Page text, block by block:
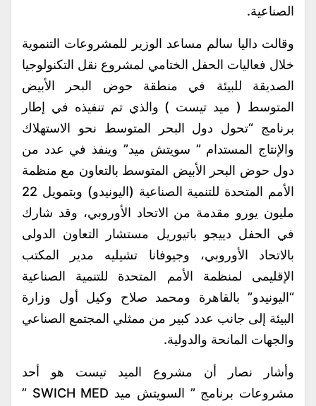
الصناعية.
وقالت داليا سالم مساعد الوزير للمشروعات التنموية
خلال فعاليات الحفل الختامي لمشروع نقل التكنولوجيا
الصديقة للبيئة في منطقة حوض البحر الأبيض
المتوسط ( ميد تيست ) والذي تم تنفيذه في إطار
برنامج “تحول دول البحر المتوسط نحو الاستهلاك
والإنتاج المستدام ” سويتش ميد” وينفذ في عدد من
دول حوض البحر الأبيض المتوسط بالتعاون مع منظمة
الأمم المتحدة للتنمية الصناعية (اليونيدو) وبتمويل 22
مليون يورو مقدمة من الاتحاد الأوروبي، وقد شارك
في الحفل دييجو باتيوريل مستشار التعاون الدولى
بالاتحاد الأوروبي، وجيوفانا تشيليه مدير المكتب
الإقليمى لمنظمة الأمم المتحدة للتنمية الصناعية
“اليونيدو” بالقاهرة ومحمد صلاح وكيل أول وزارة
البيئة إلى جانب عدد كبير من ممثلي المجتمع الصناعي
والجهات المانحة والدولية.
وأشار نصار أن مشروع الميد تيست هو أحد
مشروعات برنامج ” السويتش ميد SWICH MED ”